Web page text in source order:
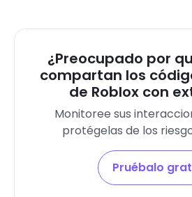
¿Preocupado por
compartan los
de Roblox con
Monitoree sus
protégelas de los
Pruébalo